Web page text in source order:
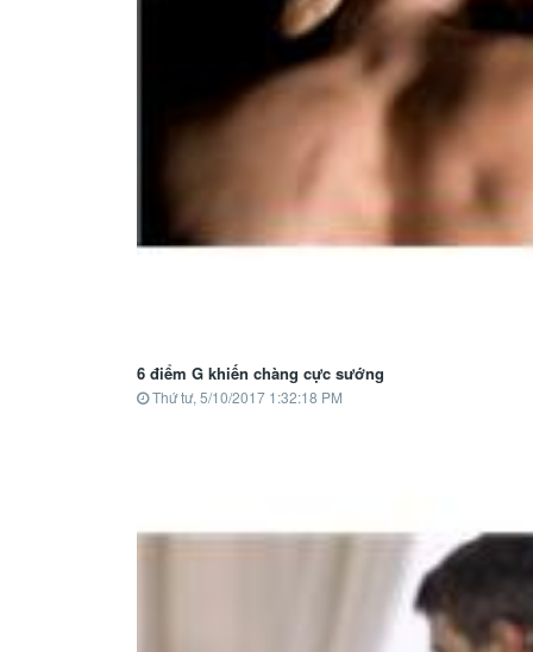
6 điểm G khiến chàng cực sướng
Thứ tư, 5/10/2017 1:32:18 PM